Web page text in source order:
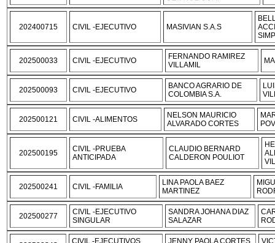
202400715 CIVIL -EJECUTIVO MASIVIAN S.A.S
202500033 CIVIL -EJECUTIVO
FERNANDO RAMIREZ
VILLAMIL
202500093 CIVIL -EJECUTIVO
BANCO AGRARIO DE
COLOMBIA S.A.
202500121 CIVIL -ALIMENTOS
NELSON MAURICIO
ALVARADO CORTES
202500195
CIVIL -PRUEBA
ANTICIPADA
CLAUDIO BERNARD
CALDERON POULIOT
202500241 CIVIL -FAMILIA
LINA PAOLA BAEZ
MARTINEZ
202500277
CIVIL -EJECUTIVO
SINGULAR
SANDRA JOHANA DIAZ
SALAZAR
CIVIL -EJECUTIVOS
JENNY PAOLA CORTES